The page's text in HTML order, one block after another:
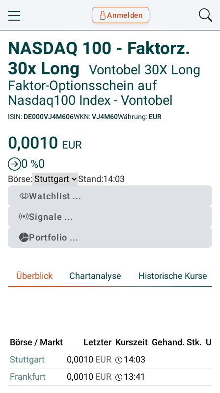
Toggle navigation
Anmelden
NASDAQ 100 - Faktorz.
30x Long
Vontobel 30X Long
Faktor-Optionsschein auf
Nasdaq100 Index - Vontobel
ISIN: DE000VJ4M606WKN:VJ4M60Währung: EUR
0,0010 EUR
0 %0
Börse: Stand:14:03
Watchlist ...
Signale ...
Portfolio ...
Überblick Chartanalyse Historische Kurse
Börse / Markt Letzter Kurszeit Gehand. Stk.
Stuttgart
0,0010 EUR
14:03
Frankfurt
0,0010 EUR 13:41